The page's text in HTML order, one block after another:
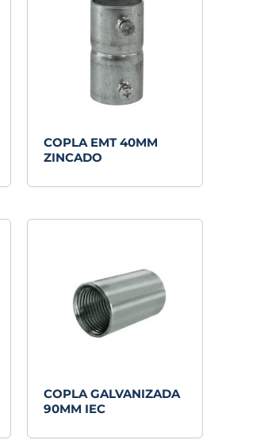
COPLA EMT 40MM
ZINCADO
COPLA GALVANIZADA
90MM IEC